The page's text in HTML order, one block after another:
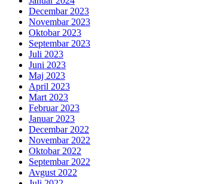
Decembar 2023
Novembar 2023
Oktobar 2023
Septembar 2023
Juli 2023
Juni 2023
Maj 2023
April 2023
Mart 2023
Februar 2023
Januar 2023
Decembar 2022
Novembar 2022
Oktobar 2022
Septembar 2022
Avgust 2022